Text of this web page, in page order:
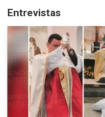
Entrevistas